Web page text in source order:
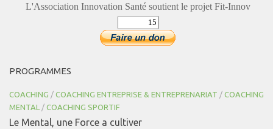
L'Association Innovation Santé soutient le projet Fit-Innov
PROGRAMMES
COACHING / COACHING ENTREPRISE & ENTREPRENARIAT / COACHING
MENTAL / COACHING SPORTIF
Le Mental, une Force a cultiver